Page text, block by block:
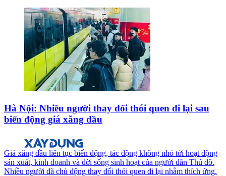
Hà Nội: Nhiều người thay đổi thói quen đi lại sau
biến động giá xăng dầu
Giá xăng dầu liên tục biến động, tác động không nhỏ tới hoạt động
sản xuất, kinh doanh và đời sống sinh hoạt của người dân Thủ đô.
Nhiều người đã chủ động thay đổi thói quen đi lại nhằm thích ứng.